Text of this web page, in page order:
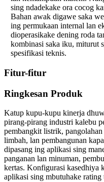
sing ndadekake ora cocog
Bahan awak digawe saka
ing permukaan internal lan
dioperasikake dening roda
kombinasi saka iku, miturut
spesifikasi teknis.
Fitur-fitur
Ringkesan Produk
Katup kupu-kupu kinerja
pirang-pirang industri kalebu
pembangkit listrik,
limbah, lan pembangunan
dipasang ing aplikasi sing
panganan lan minuman,
kertas. Konfigurasi kasedhiya
aplikasi sing mbutuhake